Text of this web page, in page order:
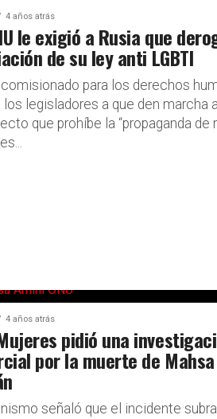
4 años atrás
le exigió a Rusia que
de su ley anti LGBTI
comisionado para los derechos
los legisladores a que den marcha
que prohíbe la “propaganda de
4 años atrás
pidió una
por la muerte de
señaló que el incidente